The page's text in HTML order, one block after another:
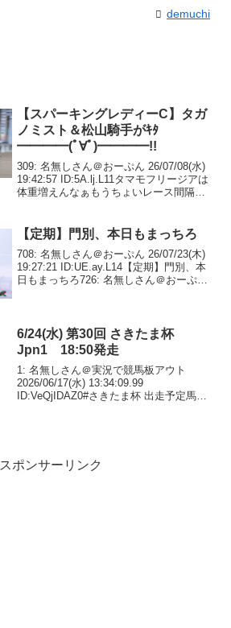
demuchi
【スパーキングレディーC】タガ
ノミスト＆松山騎手がｷﾀ
━━━━(ﾟ∀ﾟ)━━━━!!
309: 名無しさん＠おーぷん 26/07/08(水)
19:42:57 ID:5A.lj.L11タマモフリージアは
体重増えんなぁもうちょいレース間隔開
【定期】門別、本日もまっちろ
708: 名無しさん＠おーぷん 26/07/23(木)
19:27:21 ID:UE.ay.L14【定期】門別、本
日もまっちろ726: 名無しさん＠おーぷん
6/24(水) 第30回 さきたま杯
Jpn1 18:50発走
1: 名無しさん＠実況で競馬板アウト
2026/06/17(水) 13:34:09.99
ID:VeQjIDAZ0#さきたま杯 出走予定馬。6
スポンサーリンク